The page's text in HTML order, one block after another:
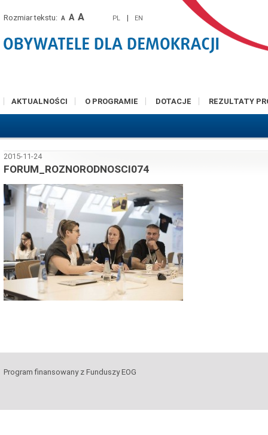
Rozmiar tekstu: A A A PL | EN
AKTUALNOŚCI O PROGRAMIE DOTACJE REZULTATY
2015-11-24
FORUM_ROZNORODNOSCI074
Program finansowany z Funduszy EOG